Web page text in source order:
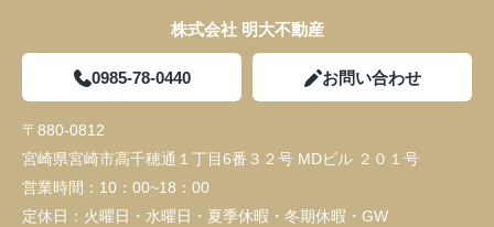
株式会社 明大不動産
0985-78-0440 お問い合わせ
〒880-0812
宮崎県宮崎市高千穂通１丁目6番３２号 MDビル ２０１号
営業時間： 10：00~18：00
定休日： 火曜日・水曜日・夏季休暇・冬期休暇・GW